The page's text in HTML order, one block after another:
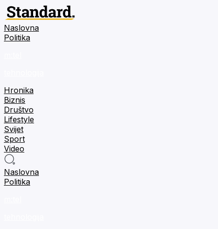
Naslovna
Politika
Hronika
Biznis
Društvo
Lifestyle
Svijet
Sport
Video
Naslovna
Politika